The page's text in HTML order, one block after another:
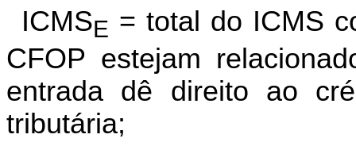
ICMSE = total do ICMS
CFOP estejam
entrada dê direito ao
tributária;